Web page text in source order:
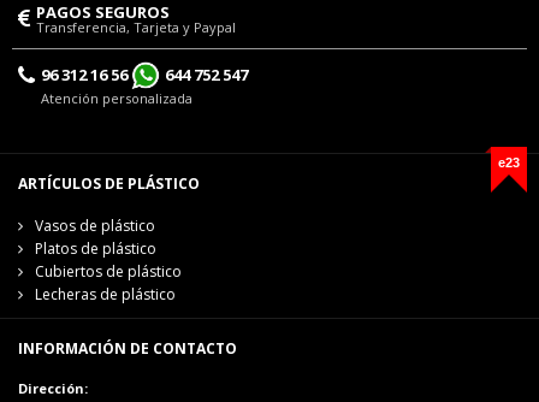
PAGOS SEGUROS
Transferencia, Tarjeta y Paypal
96 312 16 56 644 752 547
Atención personalizada
e23
ARTÍCULOS DE PLÁSTICO
Vasos de plástico
Platos de plástico
Cubiertos de plástico
Lecheras de plástico
INFORMACIÓN DE CONTACTO
Dirección: